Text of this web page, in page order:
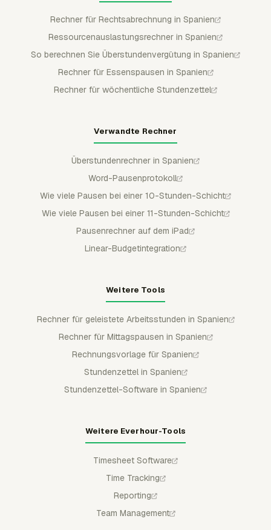
Rechner für Rechtsabrechnung in Spanien
Ressourcenauslastungsrechner in Spanien
So berechnen Sie Überstundenvergütung in Spanien
Rechner für Essenspausen in Spanien
Rechner für wöchentliche Stundenzettel
Verwandte Rechner
Überstundenrechner in Spanien
Word-Pausenprotokoll
Wie viele Pausen bei einer 10-Stunden-Schicht
Wie viele Pausen bei einer 11-Stunden-Schicht
Pausenrechner auf dem iPad
Linear-Budgetintegration
Weitere Tools
Rechner für geleistete Arbeitsstunden in Spanien
Rechner für Mittagspausen in Spanien
Rechnungsvorlage für Spanien
Stundenzettel in Spanien
Stundenzettel-Software in Spanien
Weitere Everhour-Tools
Timesheet Software
Time Tracking
Reporting
Team Management